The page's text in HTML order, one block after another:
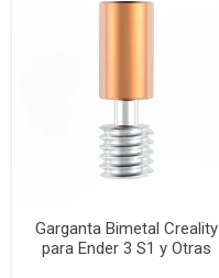
Garganta Bimetal Creality
para Ender 3 S1 y Otras